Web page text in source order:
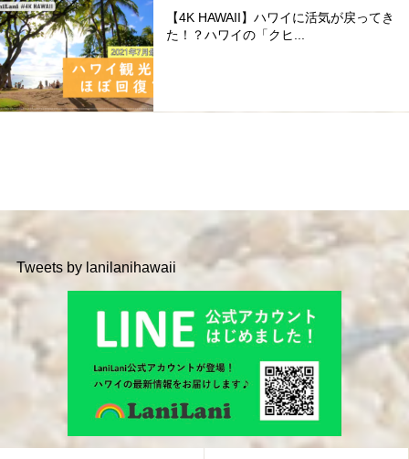
【4K HAWAII】ハワイに活気が戻ってき
た！？ハワイの「クヒ...
Tweets by lanilanihawaii